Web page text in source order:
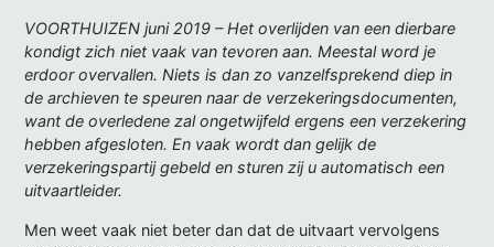
VOORTHUIZEN juni 2019 – Het overlijden van een dierbare
kondigt zich niet vaak van tevoren aan. Meestal word je
erdoor overvallen. Niets is dan zo vanzelfsprekend diep in
de archieven te speuren naar de verzekeringsdocumenten,
want de overledene zal ongetwijfeld ergens een verzekering
hebben afgesloten. En vaak wordt dan gelijk de
verzekeringspartij gebeld en sturen zij u automatisch een
uitvaartleider.
Men weet vaak niet beter dan dat de uitvaart vervolgens